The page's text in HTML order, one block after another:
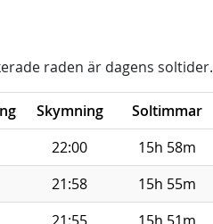
raden är dagens soltider.
Skymning
Soltimmar
22:00
15h 58m
21:58
15h 55m